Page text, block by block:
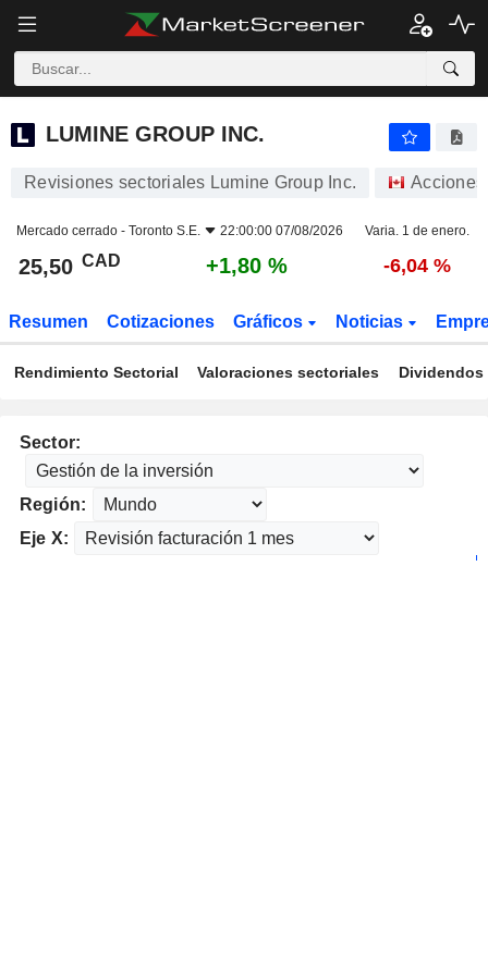
LUMINE GROUP INC.
LUMINE GROUP INC.
Revisiones sectoriales Lumine Group Inc. Acciones
Mercado cerrado - Toronto S.E. 22:00:00 07/08/2026 Varia. 1 de enero.
25,50 CAD +1,80 % -6,04 %
Resumen Cotizaciones Gráficos Noticias
Rendimiento Sectorial Valoraciones sectoriales
Sector:
Región:
Eje X: